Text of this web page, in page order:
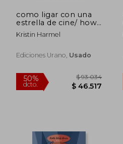
50%
dcto.
como ligar con una
estrella de cine/ how
to sleep with a movie
star
Kristin Harmel
Ediciones Urano, Usado